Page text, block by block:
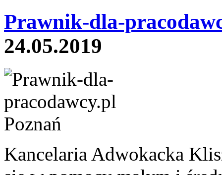
Prawnik-dla-
24.05.2019
Kancelaria Adwokacka